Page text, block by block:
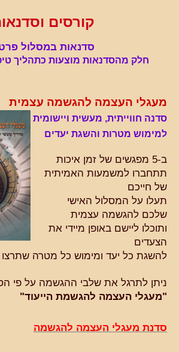
קורסים
סדנאות במסלול
חלק מהסדנאות מוצעות כתהליך
מעגלי העצמה להגשמה עצמית
סדנה חווייתית, מעשית ויישומית
למימוש מטרות והשגת יעדים
ב-5 מפגשים של זמן איכות
תתחברו למשמעות האמיתית
של חייכם
תעלו על המסלול האישי
שלכם להגשמה עצמית
ותוכלו ליישם באופן מיידי את
הצעדים
להשגת כל יעד ומימוש כל מטרה שתרצו
ניתן לתרגל את שלבי ההגשמה על פי
"מעגלי העצמה להגשמת הייעוד"
סדנת מעגלי העצמה להגשמה